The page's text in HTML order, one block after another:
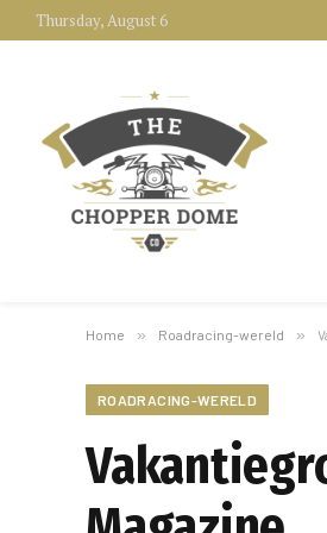
Thursday, August 6
Home » Roadracing-wereld »
ROADRACING-WERELD